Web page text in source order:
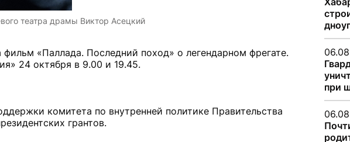
театра драмы Виктор Асецкий
«Паллада. Последний поход» о легендарном фрегате.
24 октября в 9.00 и 19.45.
комитета по внутренней политике Правительства
грантов.
при